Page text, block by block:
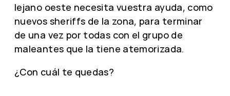
lejano oeste necesita vuestra ayuda, como
nuevos sheriffs de la zona, para terminar
de una vez por todas con el grupo de
maleantes que la tiene atemorizada.
¿Con cuál te quedas?